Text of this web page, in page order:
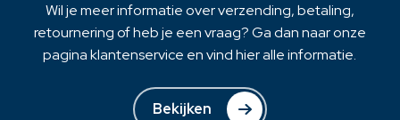
Wil je meer informatie over verzending, betaling,
retournering of heb je een vraag? Ga dan naar onze
pagina klantenservice en vind hier alle informatie.
Bekijken